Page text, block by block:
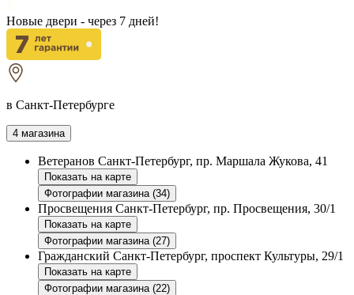
Новые двери - через 7 дней!
в Санкт-Петербурге
4 магазина
Ветеранов Санкт-Петербург, пр. Маршала Жукова, 41
Показать на карте
Фотографии магазина (34)
Просвещения Санкт-Петербург, пр. Просвещения, 30/1
Показать на карте
Фотографии магазина (27)
Гражданский Санкт-Петербург, проспект Культуры, 29/1
Показать на карте
Фотографии магазина (22)